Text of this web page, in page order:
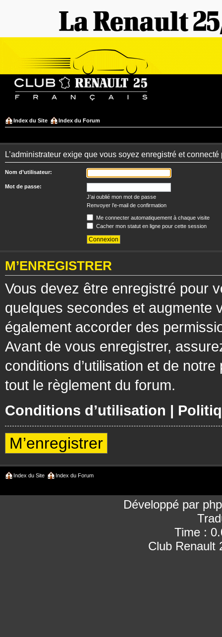
Index du Site Index du Forum
L’administrateur exige que vous soyez enregistré et
Nom d’utilisateur:
Mot de passe:
J’ai oublié mon mot de passe
Renvoyer l’e-mail de confirmation
Me connecter automatiquement à chaque visite
Cacher mon statut en ligne pour cette session
M’ENREGISTRER
Vous devez être enregistré pour
quelques secondes et augmente
également accorder des
Avant de vous enregistrer,
conditions d’utilisation et de
tout le règlement du forum.
Conditions d’utilisation |
M’enregistrer
Index du Site Index du Forum
Développé par
Time :
Club Renault